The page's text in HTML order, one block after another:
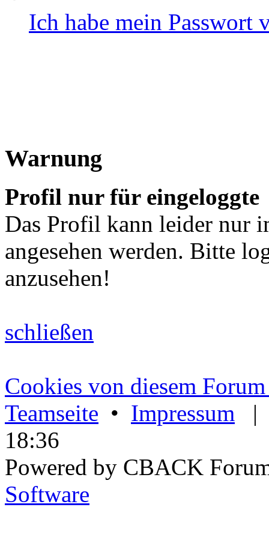
Ich habe mein Passwort
Warnung
Profil nur für eingeloggte
Das Profil kann leider nur
angesehen werden. Bitte
anzusehen!
schließen
Cookies von diesem
Teamseite • Impressum |
18:36
Powered by CBACK
Software